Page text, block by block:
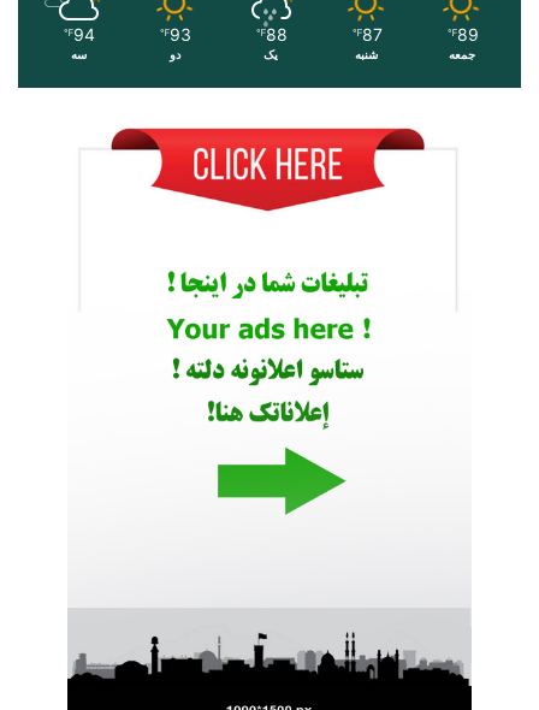
89
℉
جمعه
87
℉
شنبه
88
℉
یک
93
℉
دو
94
℉
سه